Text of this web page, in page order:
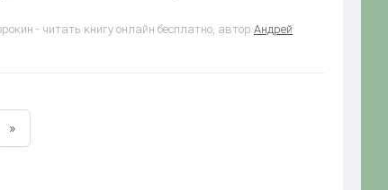
- читать книгу онлайн бесплатно, автор Андрей
»